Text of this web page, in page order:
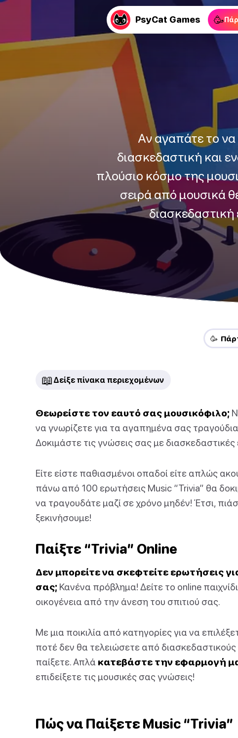
PsyCat Games 🥳
Αν αγαπάτε το να
διασκεδαστική και
πλούσιο κόσμο της
σειρά από μουσικά
διασκεδαστική
🥳
📖 Δείξε πίνακα περιεχομένων
Θεωρείστε τον εαυτό σας μουσικόφιλο;
να γνωρίζετε για τα αγαπημένα σας
Δοκιμάστε τις γνώσεις σας με
Είτε είστε παθιασμένοι οπαδοί είτε απλώς
πάνω από 100 ερωτήσεις Music “Trivia” θα
να τραγουδάτε μαζί σε χρόνο μηδέν! Έτσι,
ξεκινήσουμε!
Παίξτε “Trivia” Online
Δεν μπορείτε να σκεφτείτε ερωτήσεις
σας; Κανένα πρόβλημα! Δείτε το online
οικογένεια από την άνεση του σπιτιού σας.
Με μια ποικιλία από κατηγορίες για να
ποτέ δεν θα τελειώσετε από διασκεδαστικούς
παίξετε. Απλά κατεβάστε την εφαρμογή
επιδείξετε τις μουσικές σας γνώσεις!
Πώς να Παίξετε Music “Trivia”